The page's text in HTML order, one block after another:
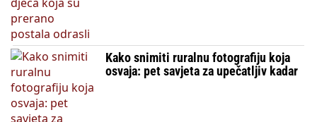
Kako snimiti ruralnu fotografiju koja
osvaja: pet savjeta za upečatljiv kadar